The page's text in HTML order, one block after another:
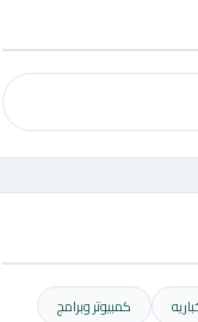
كمبيوتر وبرامج